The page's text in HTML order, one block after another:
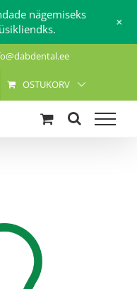
OSTUKORV
nägemiseks
+